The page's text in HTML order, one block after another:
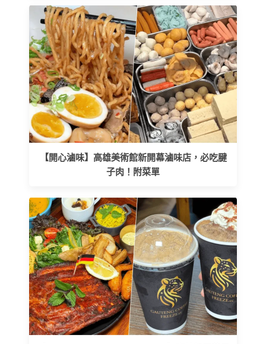
【開心滷味】高雄美術館新開幕滷味店，必吃腱
子肉！附菜單